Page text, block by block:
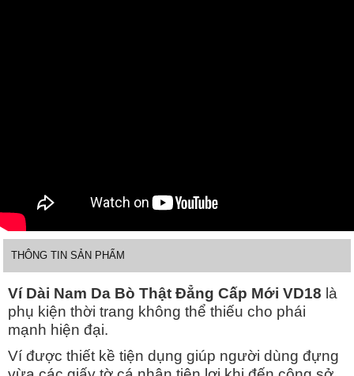
THÔNG TIN SẢN PHẨM
Ví Dài Nam Da Bò Thật Đẳng Cấp Mới VD18 là
phụ kiện thời trang không thể thiếu cho phái
mạnh hiện đại.
Ví được thiết kề tiện dụng giúp người dùng đựng